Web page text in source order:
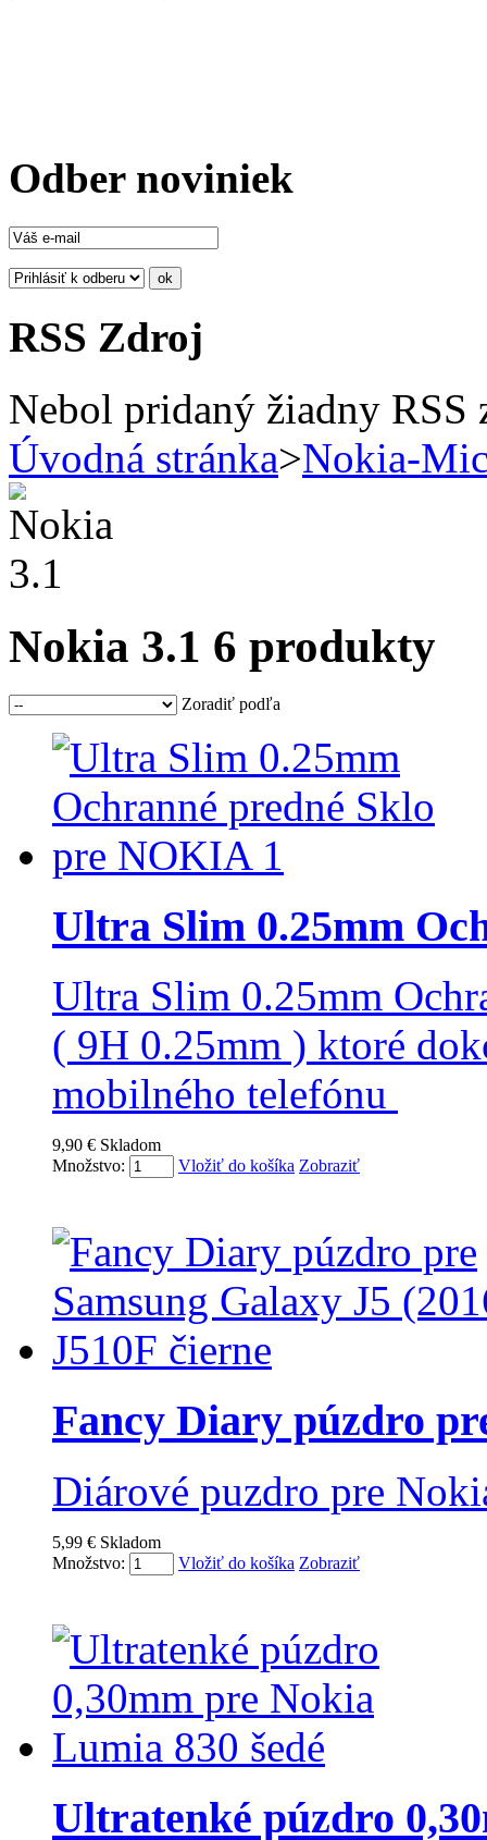
Odber noviniek
RSS Zdroj
Nebol pridaný žiadny RSS
Úvodná stránka>Nokia-
Nokia 3.1 6 produkty
Zoradiť podľa
Ultra Slim 0.25mm
Ultra Slim 0.25mm
( 9H 0.25mm ) ktoré
mobilného telefónu
9,90 € Skladom
Množstvo:
Vložiť do košíka Zobraziť
Fancy Diary púzdro
Diárové puzdro pre
5,99 € Skladom
Množstvo:
Vložiť do košíka Zobraziť
Ultratenké púzdro